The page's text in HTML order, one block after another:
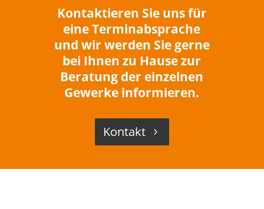
Kontaktieren Sie uns für
eine Terminabsprache
und wir werden Sie gerne
bei Ihnen zu Hause zur
Beratung der einzelnen
Gewerke informieren.
Kontakt